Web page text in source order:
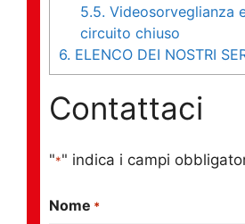
5.5. Videosorveglianza
circuito chiuso
6. ELENCO DEI NOSTRI
Contattaci
"*" indica i campi
Nome *